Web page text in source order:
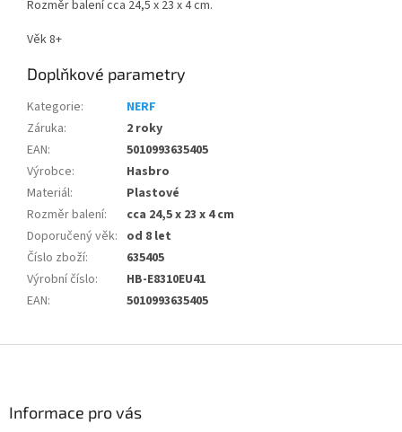
Rozměr balení cca 24,5 x 23 x 4 cm.
Věk 8+
Doplňkové parametry
Kategorie:
NERF
Záruka:
2 roky
EAN:
5010993635405
Výrobce:
Hasbro
Materiál:
Plastové
Rozměr balení:
cca 24,5 x 23 x 4 cm
Doporučený věk: od 8 let
Číslo zboží:
635405
Výrobní číslo:
HB-E8310EU41
EAN: 5010993635405
Informace pro vás